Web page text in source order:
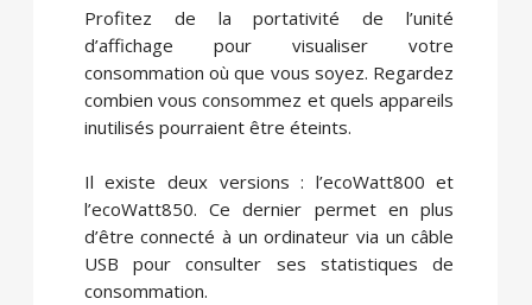
Profitez de la portativité de l’unité
d’affichage pour visualiser votre
consommation où que vous soyez. Regardez
combien vous consommez et quels appareils
inutilisés pourraient être éteints.
Il existe deux versions : l’ecoWatt800 et
l’ecoWatt850. Ce dernier permet en plus
d’être connecté à un ordinateur via un câble
USB pour consulter ses statistiques de
consommation.